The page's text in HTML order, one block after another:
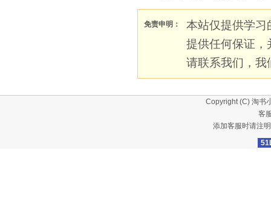
免责申明：
本站仅提供学习
提供任何保证，
请联系我们，我
Copyright (C) 淘书
客
添加客服时请注